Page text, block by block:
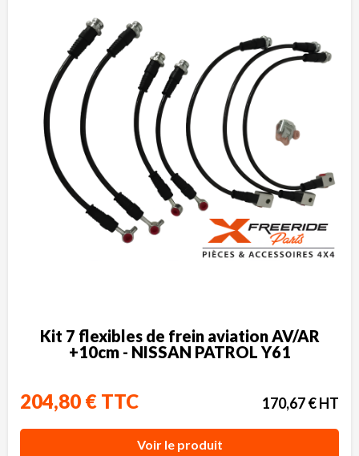
Kit 7 flexibles de frein aviation AV/AR
+10cm - NISSAN PATROL Y61
204,80 € TTC 170,67 € HT
Voir le produit